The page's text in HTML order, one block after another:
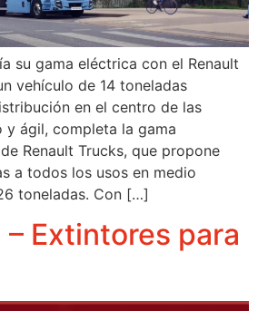
su gama eléctrica con el Renault
vehículo de 14 toneladas
en el centro de las
y ágil, completa la gama
Renault Trucks, que propone
a todos los usos en medio
toneladas. Con […]
Extintores para